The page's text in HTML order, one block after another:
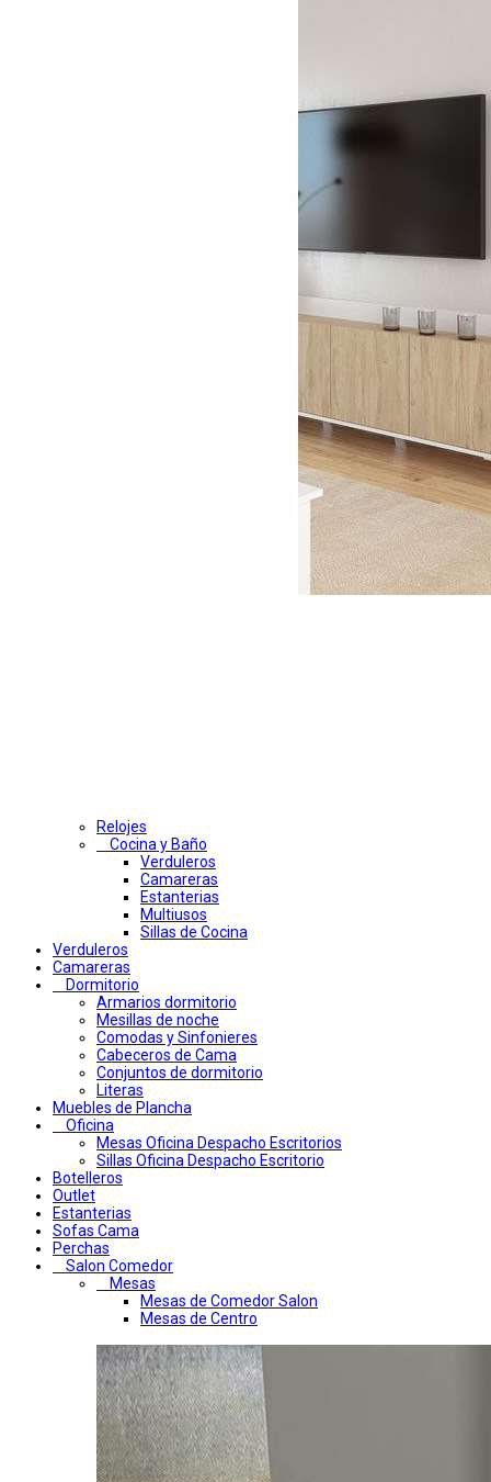
Relojes
Cocina y Baño
Verduleros
Camareras
Estanterias
Multiusos
Sillas de Cocina
Verduleros
Camareras
Dormitorio
Armarios dormitorio
Mesillas de noche
Comodas y Sinfonieres
Cabeceros de Cama
Conjuntos de dormitorio
Literas
Muebles de Plancha
Oficina
Mesas Oficina Despacho Escritorios
Sillas Oficina Despacho Escritorio
Botelleros
Outlet
Estanterias
Sofas Cama
Perchas
Salon Comedor
Mesas
Mesas de Comedor Salon
Mesas de Centro